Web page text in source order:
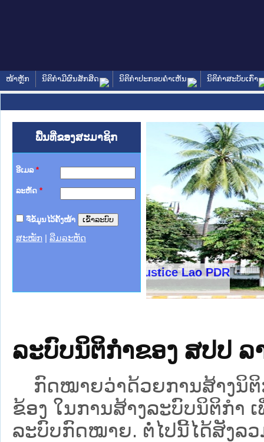
ໜ້າຫຼັກ ນິຕິກໍາມີຜົນສັກສິດ ນິຕິກໍາປະກອບຄໍາເຫັນ ນິຕິກໍາສະບັບເກົ່າ
ພື້ນທີ່ຂອງສະມາຊິກ
ອີເມລ *
ລະຫັດ *
ຈື່ຂໍ້ມູນໄວ້ຄັ້ງໜ້າ
ສະໝັກ ລືມລະຫັດ
Ministry of Justice Lao PDR
ຊາຊົນ ພາກເໜືອ
ການ
ກາງ
ກໃຕ້
ນຕຳຫຼວດປະຊາຊົນ
ສັນຕິບານປະຊາຊົນ
ກເໜືອ
ຊາຊົນ ພາກກາງ
ລະບົບນິຕິກຳຂອງ ສປປ
ກົດໝາຍວ່າດ້ວຍການສ້າງນິຕິ
ຂ້ອງ ໃນການສ້າງລະບົບນິຕິກໍາ
ລະບົບກົດໝາຍ. ຕໍ່ໄປນີ້ໄດ້ສັງລ